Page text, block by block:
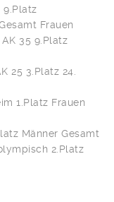
9.Platz
Frauen
35 9.Platz
25 3.Platz 24.
1.Platz Frauen
Männer Gesamt
2.Platz